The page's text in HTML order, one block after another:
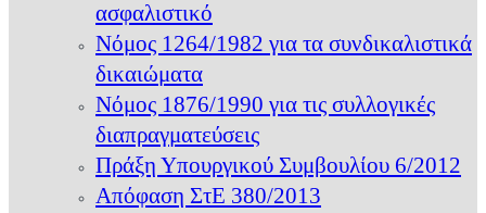
ασφαλιστικό
Νόμος 1264/1982 για τα συνδικαλιστικά
δικαιώματα
Νόμος 1876/1990 για τις συλλογικές
διαπραγματεύσεις
Πράξη Υπουργικού Συμβουλίου 6/2012
Απόφαση ΣτΕ 380/2013